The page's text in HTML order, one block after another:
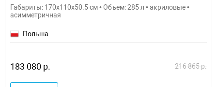
Габариты: 170x110x50.5 см • Объем: 285 л • акриловые •
асимметричная
Польша
183 080 р. 216 865 р.